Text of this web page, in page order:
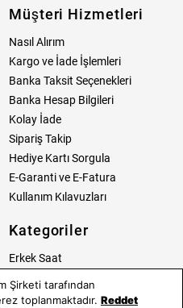
Müşteri Hizmetleri
Nasıl Alırım
Kargo ve İade İşlemleri
Banka Taksit Seçenekleri
Banka Hesap Bilgileri
Kolay İade
Sipariş Takip
Hediye Kartı Sorgula
E-Garanti ve E-Fatura
Kullanım Kılavuzları
Kategoriler
Erkek Saat
Tüm Ürünler
Şirketi tarafından
toplanmaktadır. Reddet